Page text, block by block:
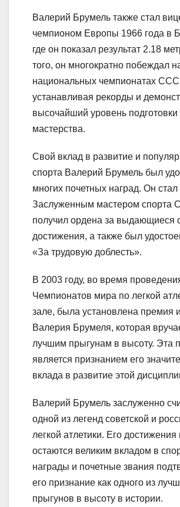
Валерий Брумель также стал
чемпионом Европы 1966 года в
где он показал результат 2.18
того, он многократно побеждал
национальных чемпионатах
устанавливая рекорды и
высочайший уровень подготовки
мастерства.
Свой вклад в развитие и
спорта Валерий Брумель был
многих почетных наград. Он стал
Заслуженным мастером спорта
получил ордена за выдающиеся
достижения, а также был
«За трудовую доблесть».
В 2003 году, во время
Чемпионатов мира по легкой
зале, была установлена премия
Валерия Брумеля, которая
лучшим прыгунам в высоту. Эта
является признанием его
вклада в развитие этой
Валерий Брумель заслуженно
одной из легенд советской и
легкой атлетики. Его достижения
остаются великим вкладом в
награды и почетные звания
его признание как одного из
прыгунов в высоту в истории.